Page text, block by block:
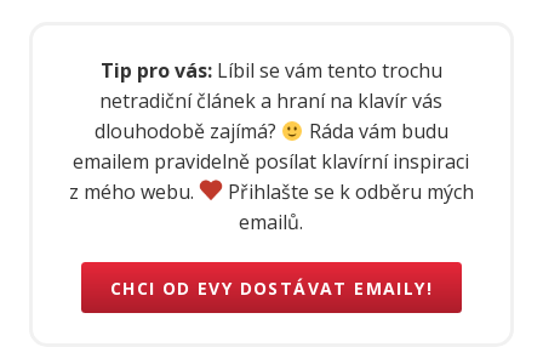
Tip pro vás:Líbil se vám tento trochu
netradiční článek a hraní na klavír vás
dlouhodobě zajímá?
Ráda vám budu
emailem pravidelně posílat klavírní inspiraci
z mého webu.
Přihlašte se k odběru mých
emailů.
CHCI OD EVY DOSTÁVAT EMAILY!